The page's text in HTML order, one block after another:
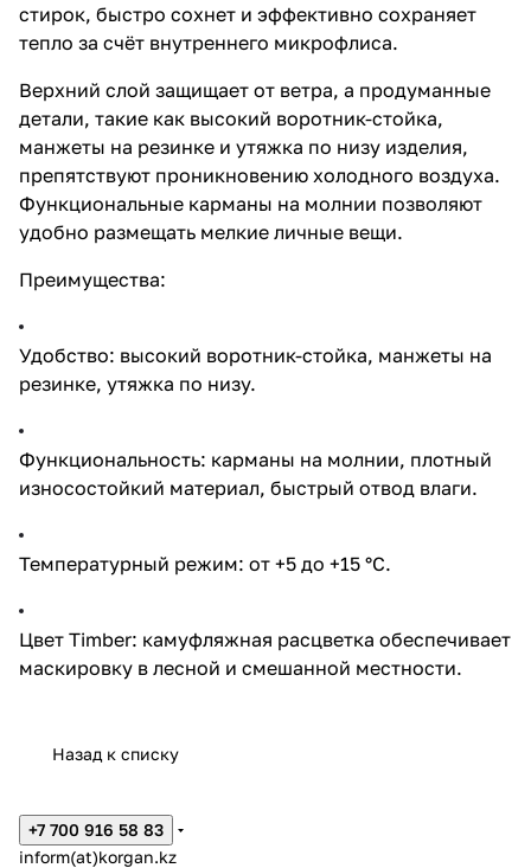
стирок, быстро сохнет и эффективно сохраняет
тепло за счёт внутреннего микрофлиса.
Верхний слой защищает от ветра, а продуманные
детали, такие как высокий воротник-стойка,
манжеты на резинке и утяжка по низу изделия,
препятствуют проникновению холодного воздуха.
Функциональные карманы на молнии позволяют
удобно размещать мелкие личные вещи.
Преимущества:
Удобство: высокий воротник-стойка, манжеты на
резинке, утяжка по низу.
Функциональность: карманы на молнии, плотный
износостойкий материал, быстрый отвод влаги.
Температурный режим: от +5 до +15 °C.
Цвет Timber: камуфляжная расцветка обеспечивает
маскировку в лесной и смешанной местности.
Назад к списку
+7 700 916 58 83
inform(at)korgan.kz